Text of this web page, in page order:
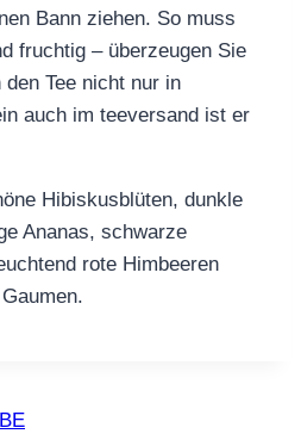
Bann ziehen. So muss
fruchtig – überzeugen Sie
Tee nicht nur in
auch im teeversand ist er
Hibiskusblüten, dunkle
Ananas, schwarze
rote Himbeeren